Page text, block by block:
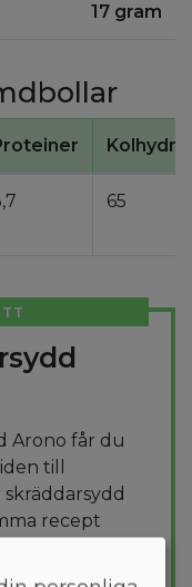
17 gram
65
Arono får du
till
recept